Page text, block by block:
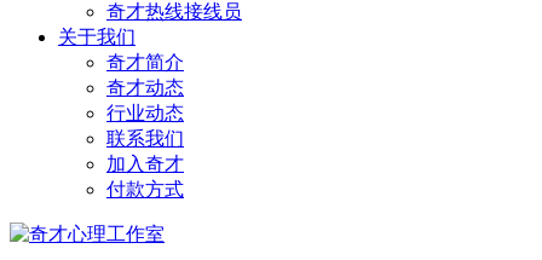
奇才热线接线员
关于我们
奇才简介
奇才动态
行业动态
联系我们
加入奇才
付款方式